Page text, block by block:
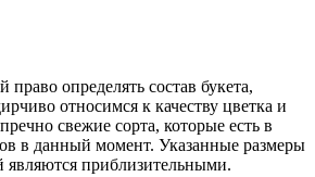
определять состав букета,
относимся к качеству цветка и
свежие сорта, которые есть в
в данный момент. Указанные размеры
являются приблизительными.